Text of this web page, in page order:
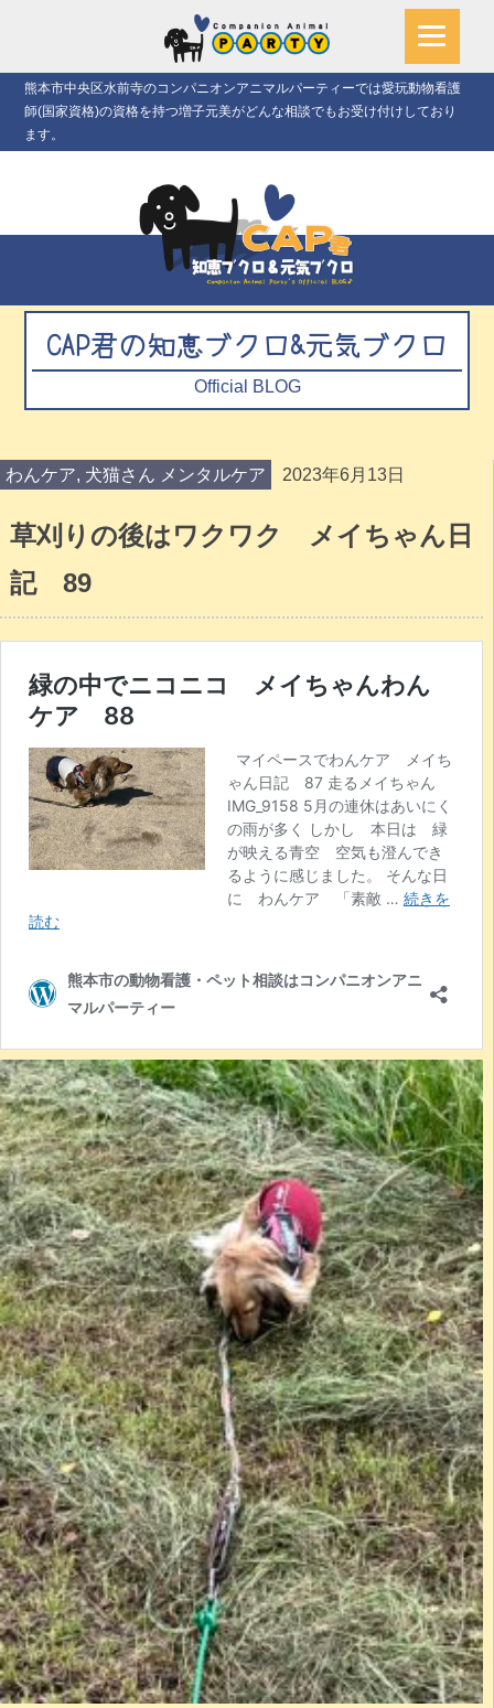
熊本市中央区水前寺のコンパニオンアニマルパーティーでは愛玩動物看護
師(国家資格)の資格を持つ増子元美がどんな相談でもお受け付けしており
ます。
CAP君の知恵ブクロ&元気ブクロ
Official BLOG
わんケア, 犬猫さん メンタルケア 2023年6月13日
草刈りの後はワクワク メイちゃん日
記 89